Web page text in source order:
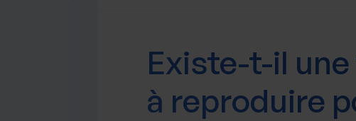
Existe-t-il
à reproduire